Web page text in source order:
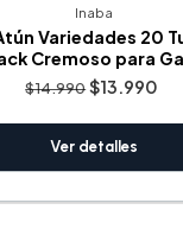
Inaba
Variedades 20
Cremoso para
$14.990$13.990
Ver detalles